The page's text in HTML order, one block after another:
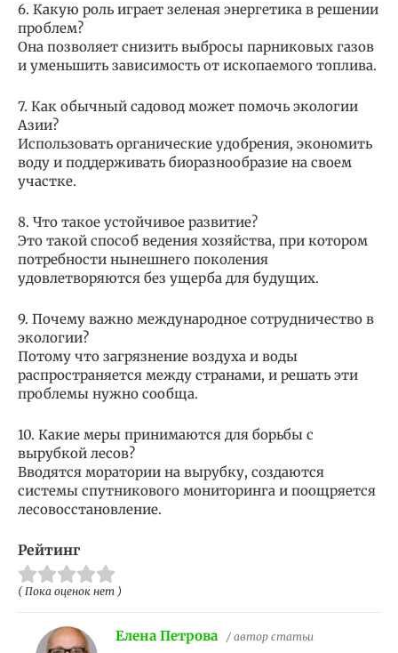
6. Какую роль играет зеленая энергетика в решении
проблем?
Она позволяет снизить выбросы парниковых газов
и уменьшить зависимость от ископаемого топлива.
7. Как обычный садовод может помочь экологии
Азии?
Использовать органические удобрения, экономить
воду и поддерживать биоразнообразие на своем
участке.
8. Что такое устойчивое развитие?
Это такой способ ведения хозяйства, при котором
потребности нынешнего поколения
удовлетворяются без ущерба для будущих.
9. Почему важно международное сотрудничество в
экологии?
Потому что загрязнение воздуха и воды
распространяется между странами, и решать эти
проблемы нужно сообща.
10. Какие меры принимаются для борьбы с
вырубкой лесов?
Вводятся моратории на вырубку, создаются
системы спутникового мониторинга и поощряется
лесовосстановление.
Рейтинг
( Пока оценок нет )
Елена Петрова / автор статьи